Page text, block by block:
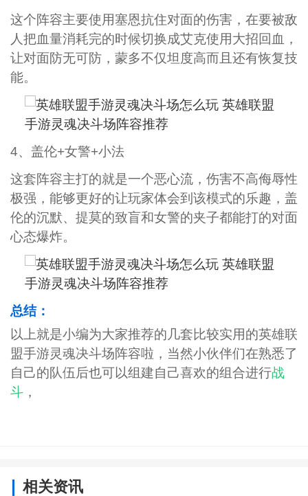
这个阵容主要使用塞恩抗住对面的伤害，在要被敌
人把血量消耗完的时候切换成艾克使用大招回血，
让对面防无可防，蒙多不仅坦度高而且还有恢复技
能。
4、盖伦+女警+小法
这套阵容主打的就是一个恶心流，伤害不高侮辱性
极强，能够更好的让玩家体会到该模式的乐趣，盖
伦的沉默、提莫的致盲和女警的夹子都能打的对面
心态爆炸。
总结：
以上就是小编为大家推荐的几套比较实用的英雄联
盟手游灵魂决斗场阵容啦，当然小伙伴们在熟悉了
自己的队伍后也可以组建自己喜欢的组合进行战
斗，
相关资讯